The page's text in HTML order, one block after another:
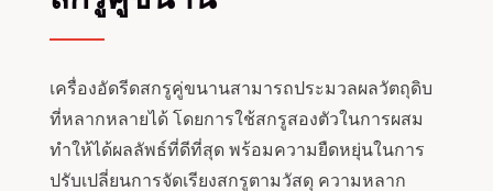
เครื่องอัดรีดสกรูคู่ขนานสามารถประมวลผลวัตถุดิบ
ที่หลากหลายได้ โดยการใช้สกรูสองตัวในการผสม
ทำให้ได้ผลลัพธ์ที่ดีที่สุด พร้อมความยืดหยุ่นในการ
ปรับเปลี่ยนการจัดเรียงสกรูตามวัสดุ ความหลาก